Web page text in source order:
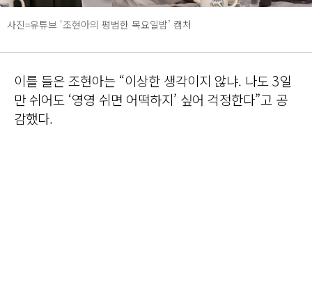
사진=유튜브 ‘조현아의 평범한 목요일밤’ 캡처
이를 들은 조현아는 “이상한 생각이지 않냐. 나도 3일
만 쉬어도 ‘영영 쉬면 어떡하지’ 싶어 걱정한다”고 공
감했다.